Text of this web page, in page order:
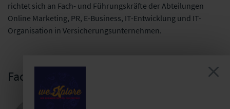
richtet sich an Fach- und Führungskräfte der Abteilungen
Online Marketing, PR, E-Business, IT-Entwicklung und IT-
Organisation in Versicherungsunternehmen.
Fachliche Leitung